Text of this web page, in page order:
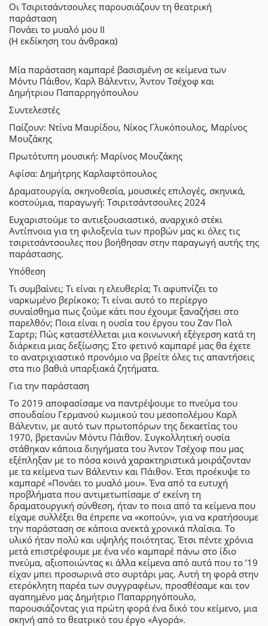
Οι Τσιριτσάντσουλες παρουσιάζουν τη θεατρική
παράσταση
Πονάει το μυαλό μου II
(Η εκδίκηση του άνθρακα)
Μία παράσταση καμπαρέ βασισμένη σε κείμενα των
Μόντυ Πάιθον, Καρλ Βάλεντιν, Άντον Τσέχοφ και
Δημήτριου Παπαρρηγόπουλου
Συντελεστές
Παίζουν: Ντίνα Μαυρίδου, Νίκος Γλυκόπουλος, Μαρίνος
Μουζάκης
Πρωτότυπη μουσική: Μαρίνος Μουζάκης
Αφίσα: Δημήτρης Καρλαφτόπουλος
Δραματουργία, σκηνοθεσία, μουσικές επιλογές, σκηνικά,
κοστούμια, παραγωγή: Τσιριτσάντσουλες 2024
Ευχαριστούμε το αντιεξουσιαστικό, αναρχικό στέκι
Αντίπνοια για τη φιλοξενία των προβών μας κι όλες τις
τσιριτσάντσουλες που βοήθησαν στην παραγωγή αυτής της
παράστασης.
Υπόθεση
Τι συμβαίνει; Τι είναι η ελευθερία; Τι αφυπνίζει το
ναρκωμένο βερίκοκο; Τι είναι αυτό το περίεργο
συναίσθημα πως ζούμε κάτι που έχουμε ξαναζήσει στο
παρελθόν; Ποια είναι η ουσία του έργου του Ζαν Πολ
Σαρτρ; Πώς καταστέλλεται μια κοινωνική εξέγερση κατά τη
διάρκεια μιας δεξίωσης; Στο φετινό καμπαρέ μας θα έχετε
το ανατριχιαστικό προνόμιο να βρείτε όλες τις απαντήσεις
στα πιο βαθιά υπαρξιακά ζητήματα.
Για την παράσταση
Το 2019 αποφασίσαμε να παντρέψουμε το πνεύμα του
σπουδαίου Γερμανού κωμικού του μεσοπολέμου Καρλ
Βάλεντιν, με αυτό των πρωτοπόρων της δεκαετίας του
1970, βρετανών Μόντυ Πάιθον. Συγκολλητική ουσία
στάθηκαν κάποια διηγήματα του Άντον Τσέχοφ που μας
εξέπληξαν με το πόσα κοινά χαρακτηριστικά μοιράζονταν
με τα κείμενα των Βάλεντιν και Πάιθον. Έτσι προέκυψε το
καμπαρέ «Πονάει το μυαλό μου». Ένα από τα ευτυχή
προβλήματα που αντιμετωπίσαμε σ’ εκείνη τη
δραματουργική σύνθεση, ήταν το ποια από τα κείμενα που
είχαμε συλλέξει θα έπρεπε να «κοπούν», για να κρατήσουμε
την παράσταση σε κάποια ανεκτά χρονικά πλαίσια. Το
υλικό ήταν πολύ και υψηλής ποιότητας. Έτσι πέντε χρόνια
μετά επιστρέφουμε με ένα νέο καμπαρέ πάνω στο ίδιο
πνεύμα, αξιοποιώντας κι άλλα κείμενα από αυτά που το ’19
είχαν μπει προσωρινά στο συρτάρι μας. Αυτή τη φορά στην
ετερόκλητη παρέα των συγγραφέων, προσθέσαμε και τον
αγαπημένο μας Δημήτριο Παπαρρηγόπουλο,
παρουσιάζοντας για πρώτη φορά ένα δικό του κείμενο, μια
σκηνή από το θεατρικό του έργο «Αγορά».